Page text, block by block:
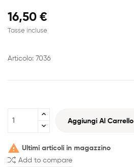
16,50 €
Tasse incluse
Articolo: 7036
Aggiungi Al Carrello
 Ultimi articoli in magazzino
Add to compare